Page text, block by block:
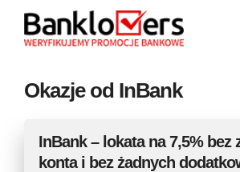
Okazje od InBank
InBank – lokata na 7,5% bez
konta i bez żadnych